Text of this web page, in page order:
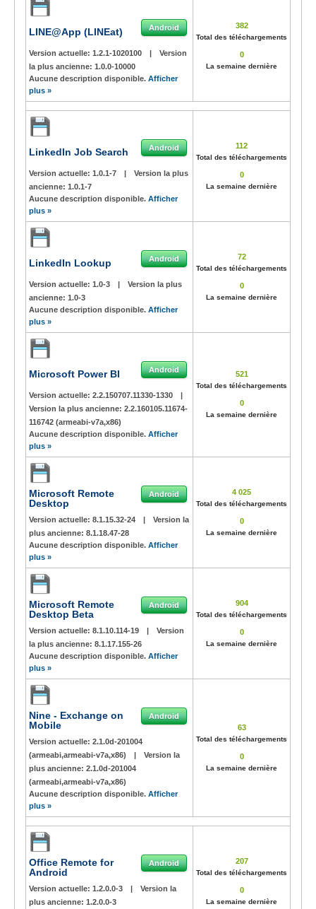
LINE@App (LINEat) Android
Version actuelle: 1.2.1-1020100 |
Version
la plus ancienne: 1.0.0-10000
Aucune description disponible. Afficher
plus »
382
Total des téléchargements
0
La semaine dernière
LinkedIn Job Search Android
Version actuelle: 1.0.1-7 |
Version la plus
ancienne: 1.0.1-7
Aucune description disponible. Afficher
plus »
112
Total des téléchargements
0
La semaine dernière
LinkedIn Lookup Android
Version actuelle: 1.0-3 |
Version la plus
ancienne: 1.0-3
Aucune description disponible. Afficher
plus »
72
Total des téléchargements
0
La semaine dernière
Microsoft Power BI Android
Version actuelle: 2.2.150707.11330-1330
|
Version la plus ancienne: 2.2.160105.11674-
116742 (armeabi-v7a,x86)
Aucune description disponible. Afficher
plus »
521
Total des téléchargements
0
La semaine dernière
Microsoft Remote
Desktop
Android
Version actuelle: 8.1.15.32-24 |
Version la
plus ancienne: 8.1.18.47-28
Aucune description disponible. Afficher
plus »
4 025
Total des téléchargements
0
La semaine dernière
Microsoft Remote
Desktop Beta
Android
Version actuelle: 8.1.10.114-19 |
Version
la plus ancienne: 8.1.17.155-26
Aucune description disponible. Afficher
plus »
904
Total des téléchargements
0
La semaine dernière
Nine - Exchange on
Mobile
Android
Version actuelle: 2.1.0d-201004
(armeabi,armeabi-v7a,x86)
|
Version la
plus ancienne: 2.1.0d-201004
(armeabi,armeabi-v7a,x86)
Aucune description disponible. Afficher
plus »
63
Total des téléchargements
0
La semaine dernière
Office Remote for
Android
Android
Version actuelle: 1.2.0.0-3 |
Version la
plus ancienne: 1.2.0.0-3
207
Total des téléchargements
0
La semaine dernière